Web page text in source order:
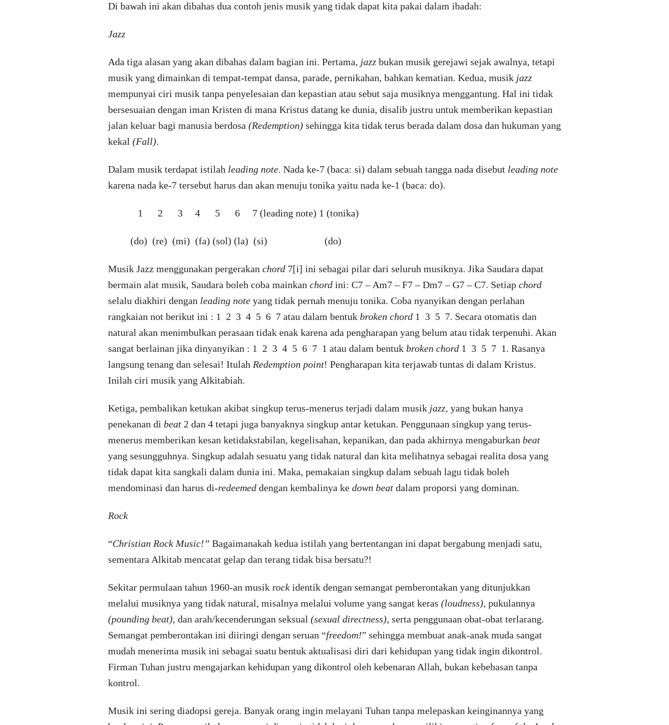
Di bawah ini akan dibahas dua contoh jenis musik yang tidak dapat kita pakai dalam ibadah:
Jazz
Ada tiga alasan yang akan dibahas dalam bagian ini. Pertama, jazzbukan musik gerejawi sejak awalnya, tetapi
musik yang dimainkan di tempat-tempat dansa, parade, pernikahan, bahkan kematian. Kedua, musik jazz
mempunyai ciri musik tanpa penyelesaian dan kepastian atau sebut saja musiknya menggantung. Hal ini tidak
bersesuaian dengan iman Kristen di mana Kristus datang ke dunia, disalib justru untuk memberikan kepastian
jalan keluar bagi manusia berdosa (Redemption) sehingga kita tidak terus berada dalam dosa dan hukuman yang
kekal (Fall).
Dalam musik terdapat istilah leading note. Nada ke-7 (baca: si) dalam sebuah tangga nada disebut leading note
karena nada ke-7 tersebut harus dan akan menuju tonika yaitu nada ke-1 (baca: do).
1 2 3 4 5 6 7 (leading note) 1 (tonika)
(do) (re) (mi) (fa) (sol) (la) (si) (do)
Musik Jazz menggunakan pergerakan chord7[i] ini sebagai pilar dari seluruh musiknya. Jika Saudara dapat
bermain alat musik, Saudara boleh coba mainkan chordini: C7 – Am7 – F7 – Dm7 – G7 – C7. Setiap chord
selalu diakhiri dengan leading noteyang tidak pernah menuju tonika. Coba nyanyikan dengan perlahan
rangkaian not berikut ini : 1 2 3 4 5 6 7 atau dalam bentuk broken chord1 3 5 7. Secara otomatis dan
natural akan menimbulkan perasaan tidak enak karena ada pengharapan yang belum atau tidak terpenuhi. Akan
sangat berlainan jika dinyanyikan : 1 2 3 4 5 6 7 1 atau dalam bentuk broken chord1 3 5 7 1. Rasanya
langsung tenang dan selesai! Itulah Redemption point! Pengharapan kita terjawab tuntas di dalam Kristus.
Inilah ciri musik yang Alkitabiah.
Ketiga, pembalikan ketukan akibat singkup terus-menerus terjadi dalam musik jazz, yang bukan hanya
penekanan di beat2 dan 4 tetapi juga banyaknya singkup antar ketukan. Penggunaan singkup yang terus-
menerus memberikan kesan ketidakstabilan, kegelisahan, kepanikan, dan pada akhirnya mengaburkan beat
yang sesungguhnya. Singkup adalah sesuatu yang tidak natural dan kita melihatnya sebagai realita dosa yang
tidak dapat kita sangkali dalam dunia ini. Maka, pemakaian singkup dalam sebuah lagu tidak boleh
mendominasi dan harus di­-redeemeddengan kembalinya ke down beatdalam proporsi yang dominan.
Rock
“Christian Rock Music!” Bagaimanakah kedua istilah yang bertentangan ini dapat bergabung menjadi satu,
sementara Alkitab mencatat gelap dan terang tidak bisa bersatu?!
Sekitar permulaan tahun 1960-an musik rockidentik dengan semangat pemberontakan yang ditunjukkan
melalui musiknya yang tidak natural, misalnya melalui volume yang sangat keras (loudness), pukulannya
(pounding beat), dan arah/kecenderungan seksual (sexual directness), serta penggunaan obat-obat terlarang.
Semangat pemberontakan ini diiringi dengan seruan “freedom!” sehingga membuat anak-anak muda sangat
mudah menerima musik ini sebagai suatu bentuk aktualisasi diri dari kehidupan yang tidak ingin dikontrol.
Firman Tuhan justru mengajarkan kehidupan yang dikontrol oleh kebenaran Allah, bukan kebebasan tanpa
kontrol.
Musik ini sering diadopsi gereja. Banyak orang ingin melayani Tuhan tanpa melepaskan keinginannya yang